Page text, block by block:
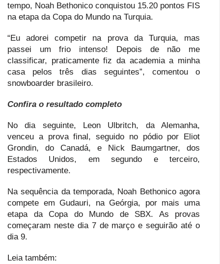
tempo, Noah Bethonico conquistou 15.20 pontos FIS
na etapa da Copa do Mundo na Turquia.
“Eu adorei competir na prova da Turquia, mas
passei um frio intenso! Depois de não me
classificar, praticamente fiz da academia a minha
casa pelos três dias seguintes”, comentou o
snowboarder brasileiro.
Confira o resultado completo
No dia seguinte, Leon Ulbritch, da Alemanha,
venceu a prova final, seguido no pódio por Eliot
Grondin, do Canadá, e Nick Baumgartner, dos
Estados Unidos, em segundo e terceiro,
respectivamente.
Na sequência da temporada, Noah Bethonico agora
compete em Gudauri, na Geórgia, por mais uma
etapa da Copa do Mundo de SBX. As provas
começaram neste dia 7 de março e seguirão até o
dia 9.
Leia também: